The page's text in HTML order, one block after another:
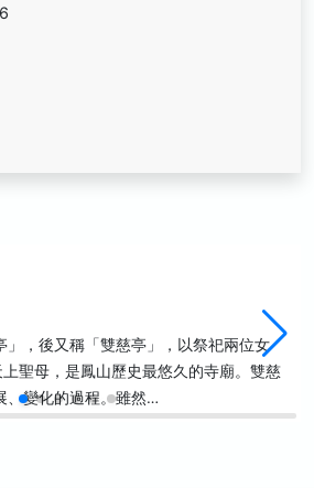
」，後又稱「雙慈亭」，以祭祀兩位女
聖母，是鳳山歷史最悠久的寺廟。雙慈
、變化的過程。雖然…